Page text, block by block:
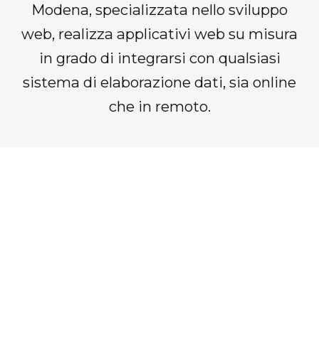
Modena, specializzata nello sviluppo
web, realizza applicativi web su misura
in grado di integrarsi con qualsiasi
sistema di elaborazione dati, sia online
che in remoto.